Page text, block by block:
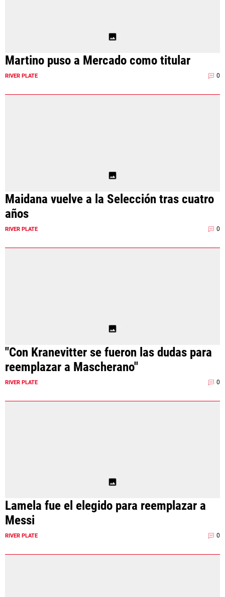
Martino puso a Mercado como titular
RIVER PLATE 0
Maidana vuelve a la Selección tras cuatro
años
RIVER PLATE 0
"Con Kranevitter se fueron las dudas para
reemplazar a Mascherano"
RIVER PLATE 0
Lamela fue el elegido para reemplazar a
Messi
RIVER PLATE 0